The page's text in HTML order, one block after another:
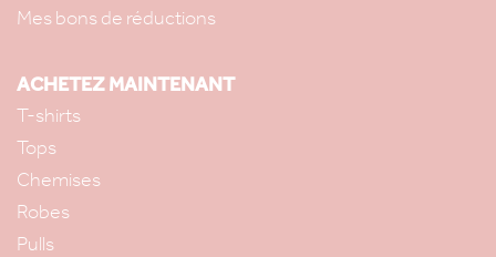
Mes bons de réductions
ACHETEZ MAINTENANT
T-shirts
Tops
Chemises
Robes
Pulls